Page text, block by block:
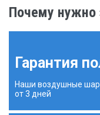
Почему нужно
Гарантия
Наши воздушные
от 3 дней